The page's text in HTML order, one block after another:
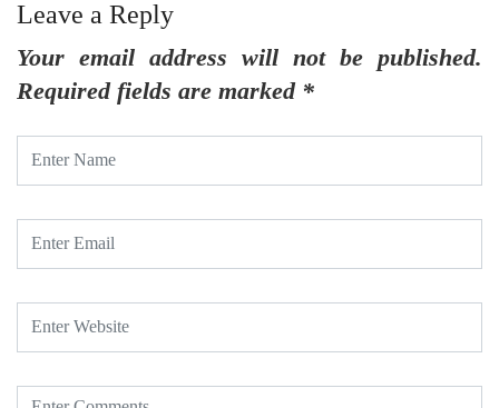
Leave a Reply
Your email address will not be published.
Required fields are marked *